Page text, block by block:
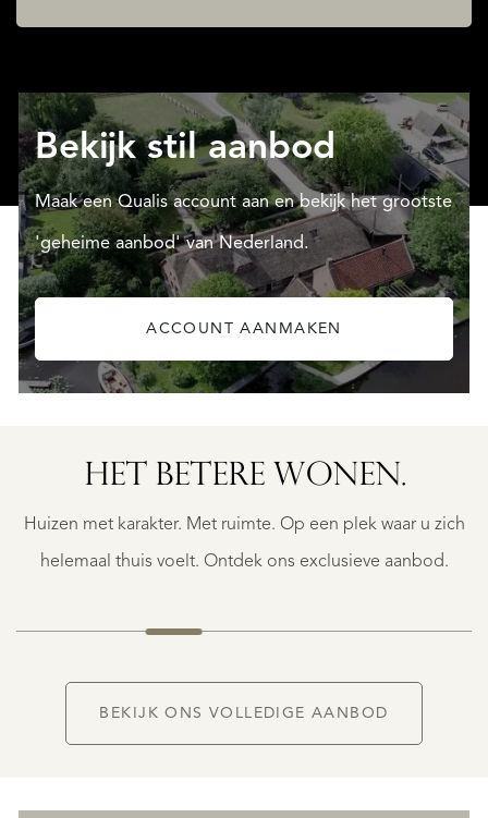
Bekijk stil aanbod
Maak een Qualis account aan en bekijk het grootste
'geheime aanbod' van Nederland.
ACCOUNT AANMAKEN
HET BETERE WONEN.
Huizen met karakter. Met ruimte. Op een plek waar u zich
helemaal thuis voelt. Ontdek ons exclusieve aanbod.
SAINTE-
FOY-
€
BEKIJK ONS VOLLEDIGE AANBOD